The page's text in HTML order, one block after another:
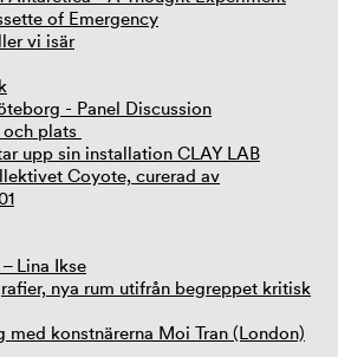
of Emergency
vi isär
- Panel Discussion
plats
upp sin installation CLAY LAB
Coyote, curerad av
Lina Ikse
nya rum utifrån begreppet kritisk
med konstnärerna Moi Tran (London)